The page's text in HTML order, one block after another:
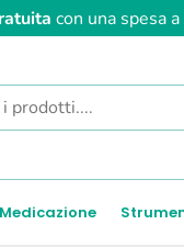
con una spesa